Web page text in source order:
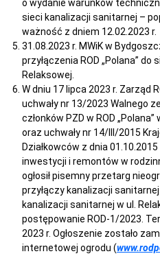
o wydanie warunków
sieci kanalizacji sanitarnej –
ważność z dniem 12.02.2023 r.
31.08.2023 r. MWiK w
przyłączenia ROD „Polana” do
Relaksowej.
W dniu 17 lipca 2023 r. Zarząd
uchwały nr 13/2023 Walnego
członków PZD w ROD
oraz uchwały nr 14/III/2015
Działkowców z dnia
inwestycji i remontów w
ogłosił pisemny przetarg
przyłączy kanalizacji sanitarnej
kanalizacji sanitarnej w ul.
postępowanie ROD-1/2023.
2023 r. Ogłoszenie zostało
internetowej ogrodu (